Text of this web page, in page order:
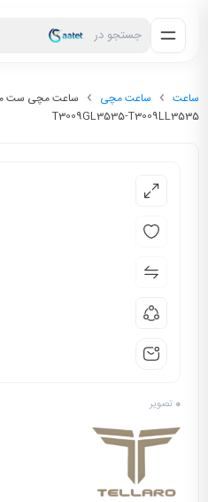
جستجو در
ساعت ساعت مچی
T3009GL3535-T3009LL3535
0 تصویر